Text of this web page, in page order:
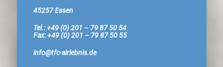
45257 Essen
Tel.: +49 (0) 201 – 79 87 50 54
Fax: +49 (0) 201 – 79 87 50 55
info@tfc-airlebnis.de